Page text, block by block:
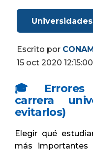
Universidades
Escrito por
15 oct 2020 12:15:00
🎓 Errores
carrera
evitarlos)
Elegir qué
más importantes